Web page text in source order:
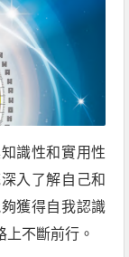
識性和實用性
入了解自己和
獲得自我認識
不斷前行。